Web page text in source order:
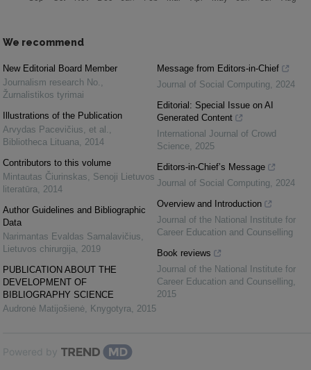
We recommend
New Editorial Board Member
Journalism research No.
Žurnalistikos tyrimai
Illustrations of the Publication
Arvydas Pacevičius, et al.
Bibliotheca Lituana
2014
Contributors to this volume
Mintautas Čiurinskas
Senoji Lietuvos
literatūra
2014
Author Guidelines and Bibliographic
Data
Narimantas Evaldas Samalavičius
Lietuvos chirurgija
2019
PUBLICATION ABOUT THE
DEVELOPMENT OF
BIBLIOGRAPHY SCIENCE
Audronė Matijošienė
Knygotyra 2015
Message from Editors-in-Chief
Journal of Social Computing
2024
Editorial: Special Issue on AI
Generated Content
International Journal of Crowd
Science 2025
Editors-in-Chief’s Message
Journal of Social Computing
2024
Overview and Introduction
Journal of the National Institute for
Career Education and Counselling
Book reviews
Journal of the National Institute for
Career Education and Counselling
2015
Powered by